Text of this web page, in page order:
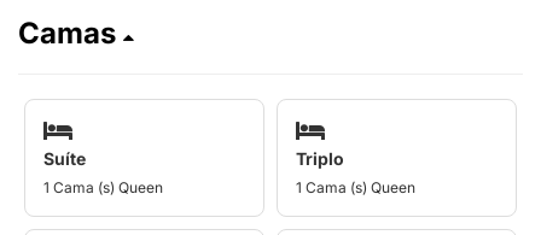
Camas
Suíte
1 Cama (s) Queen
Triplo
1 Cama (s) Queen